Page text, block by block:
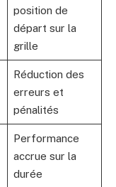
position de
départ sur la
grille
Réduction des
erreurs et
pénalités
Performance
accrue sur la
durée